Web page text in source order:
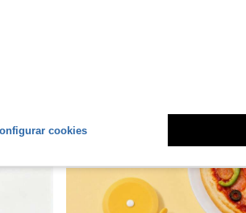
Ferramenta de Corte DIY para Escritório e Casa
cookies